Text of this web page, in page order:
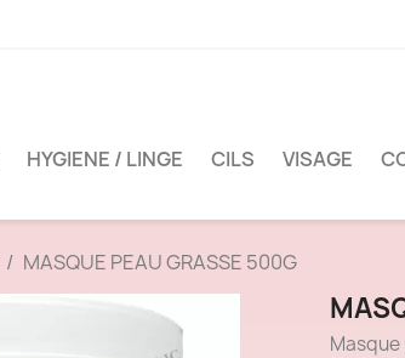
HYGIENE / LINGE CILS VISAGE
MASQUE PEAU GRASSE 500G